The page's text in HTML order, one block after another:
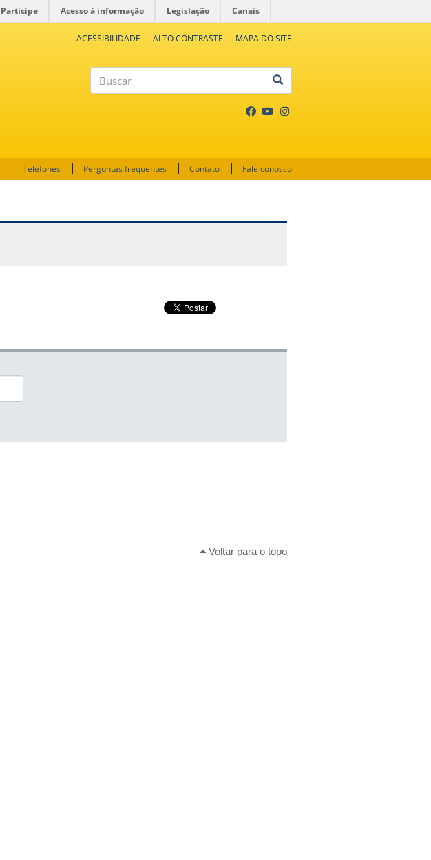
Participe Acesso à informação Legislação Canais
ACESSIBILIDADE ALTO CONTRASTE MAPA DO SITE
Telefones Perguntas frequentes Contato Fale conosco
Voltar para o topo